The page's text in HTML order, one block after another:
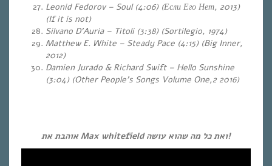
Leonid Fedorov – Soul (4:06) (Если Его Нет, 2013)
(If it is not)
Silvano D’Auria – Titoli (3:38) (Sortilegio, 1974)
Matthew E. White – Steady Pace (4:15) (Big Inner,
2012)
Damien Jurado & Richard Swift – Hello Sunshine
(3:04) (Other People’s Songs Volume One,2 2016)
אוהבת את Max whitefield ואת כל מה שהוא עושה!